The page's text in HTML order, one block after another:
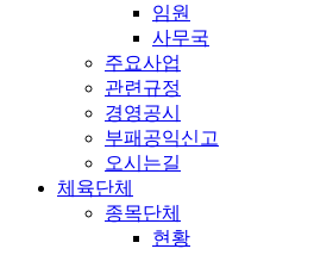
임원
사무국
주요사업
관련규정
경영공시
부패공익신고
오시는길
체육단체
종목단체
현황